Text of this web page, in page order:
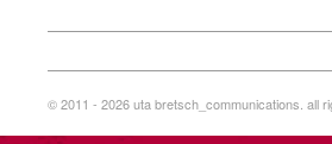
© 2011 - 2026 uta bretsch_communications. all